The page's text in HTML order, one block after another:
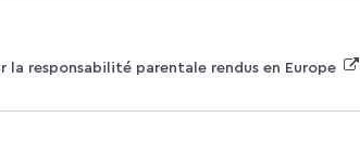
la responsabilité parentale rendus en Europe